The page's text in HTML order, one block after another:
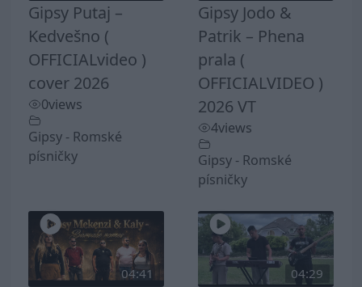
Gipsy Putaj –
Kedvešno (
OFFICIALvideo )
cover 2026
0views
Gipsy - Romské
písničky
Gipsy Jodo &
Patrik – Phena
prala (
OFFICIALVIDEO )
2026 VT
4views
Gipsy - Romské
písničky
04:41 04:29